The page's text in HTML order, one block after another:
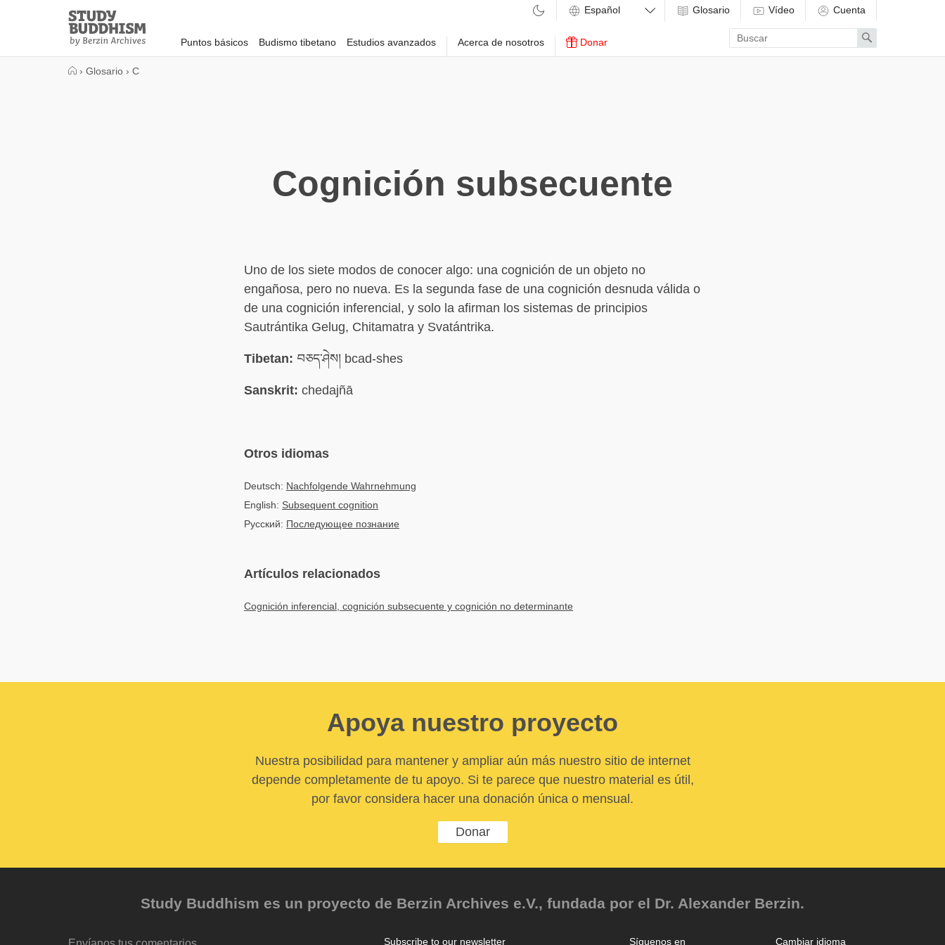
Study
Buddhism
Home
Puntos básicos Budismo tibetano Estudios avanzados Acerca de nosotros Donar
Glosario Vídeo Cuenta
Enter
search
term
Search
› Glosario › C
Cognición subsecuente
Uno de los siete modos de conocer algo: una cognición de un objeto no
engañosa, pero no nueva. Es la segunda fase de una cognición desnuda válida o
de una cognición inferencial, y solo la afirman los sistemas de principios
Sautrántika Gelug, Chitamatra y Svatántrika.
Tibetan: བཅད་ཤེས། bcad-shes
Sanskrit: chedajñā
Otros idiomas
Deutsch: Nachfolgende Wahrnehmung
English: Subsequent cognition
Русский: Последующее познание
Artículos relacionados
Cognición inferencial, cognición subsecuente y cognición no determinante
Apoya nuestro proyecto
Nuestra posibilidad para mantener y ampliar aún más nuestro sitio de internet
depende completamente de tu apoyo. Si te parece que nuestro material es útil,
por favor considera hacer una donación única o mensual.
Donar
Study Buddhism es un proyecto de Berzin Archives e.V., fundada por el Dr. Alexander Berzin.
Cambiar idioma
Síguenos en
Subscribe to our newsletter